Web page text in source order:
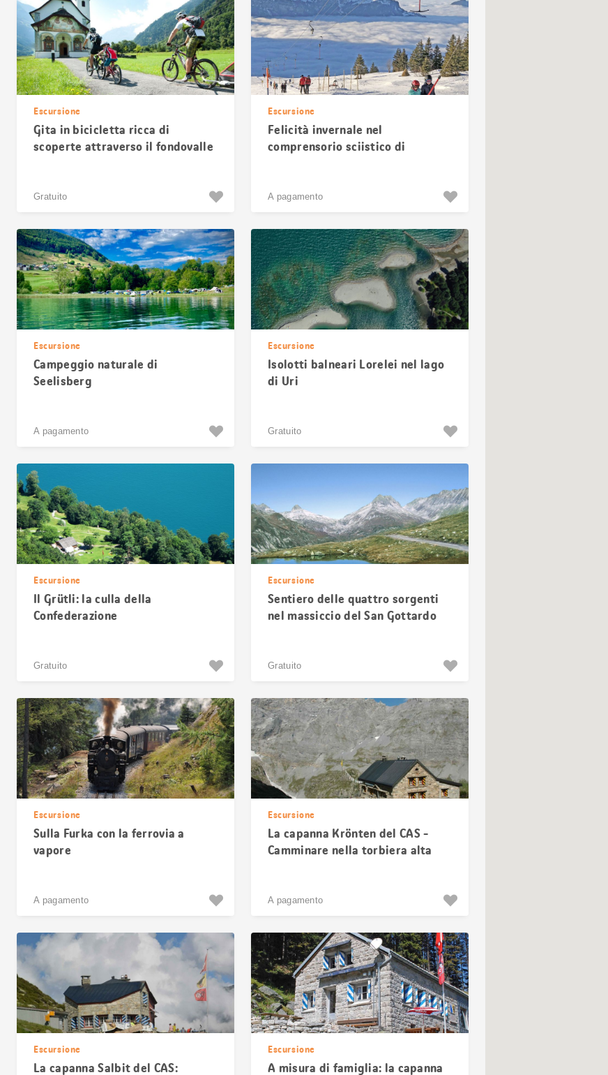
risultati
Escursione
Gita in bicicletta ricca di
scoperte attraverso il fondovalle
Gratuito
Escursione
Felicità invernale nel
comprensorio sciistico di
A pagamento
Escursione
Campeggio naturale di
Seelisberg
A pagamento
Escursione
Isolotti balneari Lorelei nel lago
di Uri
Gratuito
Escursione
Il Grütli: la culla della
Confederazione
Gratuito
Escursione
Sentiero delle quattro sorgenti
nel massiccio del San Gottardo
Gratuito
Escursione
Sulla Furka con la ferrovia a
vapore
A pagamento
Escursione
La capanna Krönten del CAS -
Camminare nella torbiera alta
A pagamento
Escursione
La capanna Salbit del CAS:
Escursione
A misura di famiglia: la capanna